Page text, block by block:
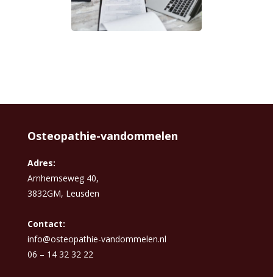
Osteopathie-vandommelen
Adres:
Arnhemseweg 40,
3832GM, Leusden
Contact:
info@osteopathie-vandommelen.nl
06 – 14 32 32 22